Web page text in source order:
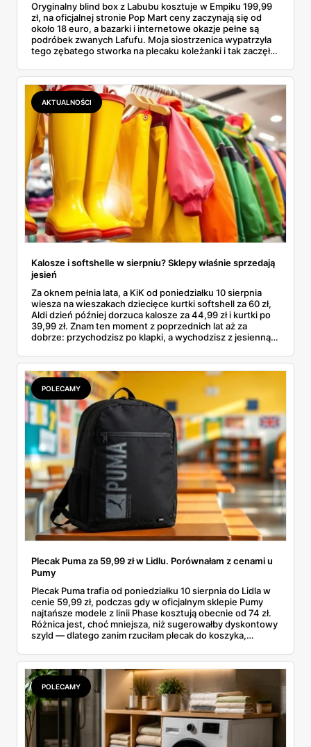
Oryginalny blind box z Labubu kosztuje w Empiku 199,99
zł, na oficjalnej stronie Pop Mart ceny zaczynają się od
około 18 euro, a bazarki i internetowe okazje pełne są
podróbek zwanych Lafufu. Moja siostrzenica wypatrzyła
tego zębatego stworka na plecaku koleżanki i tak zaczęło
kosztuje i po czym poznać, że sprzedawca nie wciska nam
podróbki. Spisałam wszystko, czego się dowiedziałam —
łącznie z jedną wpadką, o której za chwilę.
AKTUALNOŚCI
Kalosze i softshelle w sierpniu? Sklepy właśnie sprzedają
jesień
Za oknem pełnia lata, a KiK od poniedziałku 10 sierpnia
wiesza na wieszakach dziecięce kurtki softshell za 60 zł,
Aldi dzień później dorzuca kalosze za 44,99 zł i kurtki po
39,99 zł. Znam ten moment z poprzednich lat aż za
dobrze: przychodzisz po klapki, a wychodzisz z jesienną
pojawi się w gazetkach w przyszłym tygodniu i czy jest
sens kupować jesień, zanim skończą się wakacje.
POLECAMY
Plecak Puma za 59,99 zł w Lidlu. Porównałam z cenami u
Pumy
Plecak Puma trafia od poniedziałku 10 sierpnia do Lidla w
cenie 59,99 zł, podczas gdy w oficjalnym sklepie Pumy
najtańsze modele z linii Phase kosztują obecnie od 74 zł.
Różnica jest, choć mniejsza, niż sugerowałby dyskontowy
szyld — dlatego zanim rzuciłam plecak do koszyka,
rozpiska: co dokładnie sprzedaje Lidl, ile kosztują
odpowiedniki u producenta i komu ten zakup naprawdę
się opłaci.
POLECAMY